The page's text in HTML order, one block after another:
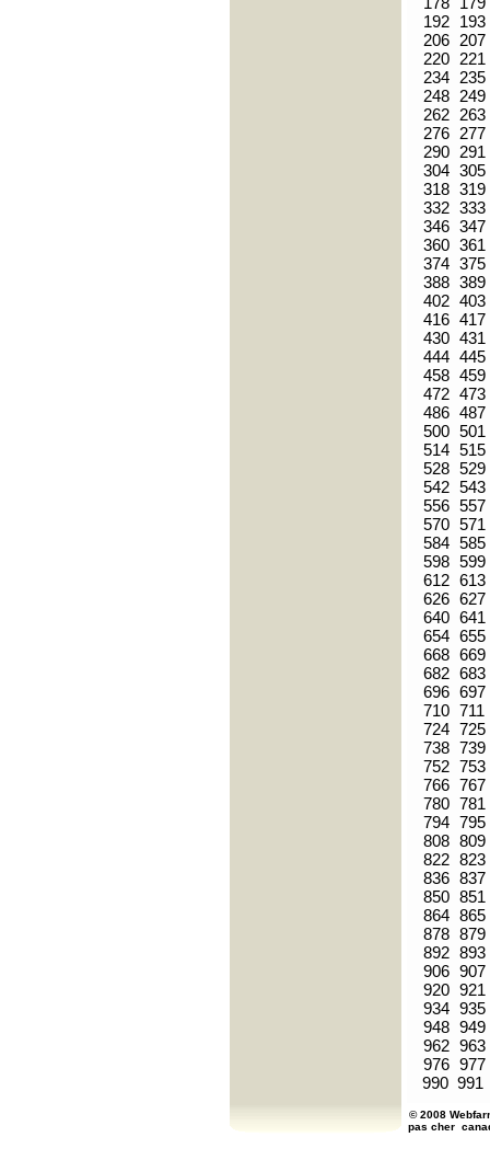
192
193
206 207
220
221
234
235
248
249
262
263
276
277
290
291
304 305
318 319
332 333
346 347
360 361
374 375
388 389
402 403
416 417
430 431
444 445
458 459
472 473
486 487
500 501
514 515
528 529
542 543
556 557
570 571
584 585
598 599
612 613
626 627
640 641
654 655
668 669
682 683
696 697
710 711
724 725
738 739
752 753
766 767
780 781
794 795
808 809
822 823
836 837
850 851
864 865
878 879
892 893
906 907
920 921
934 935
948 949
962 963
976 977
990 991
© 2008
pas cher